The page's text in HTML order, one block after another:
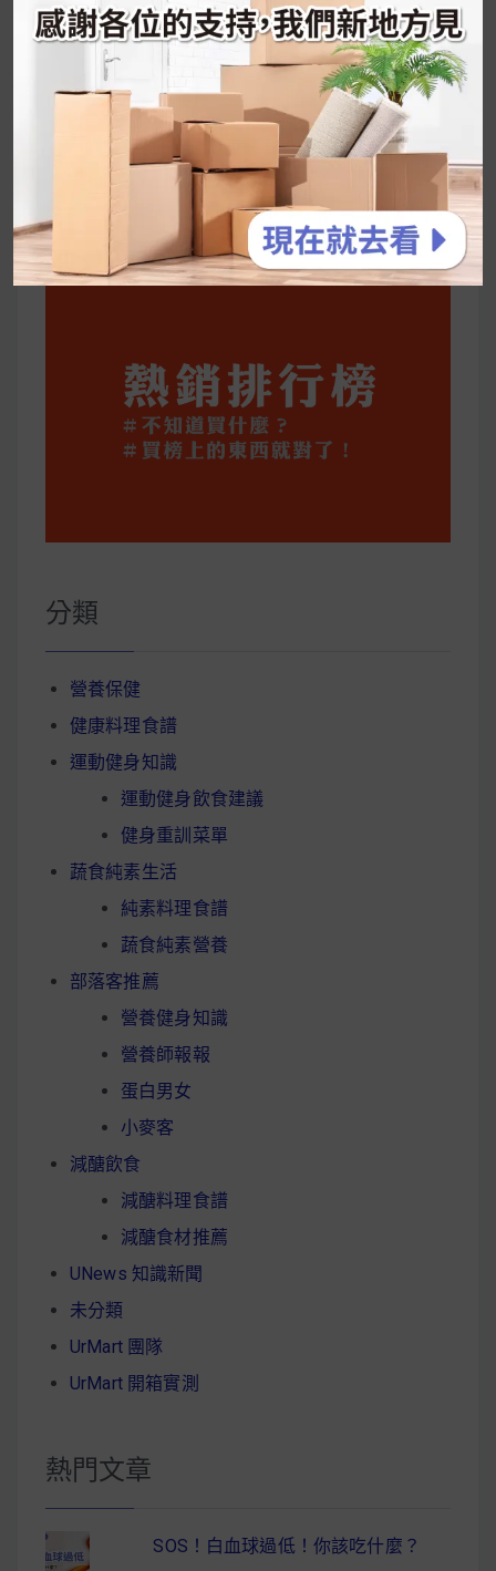
年已經等不及帶這盒跟我的親戚、朋友們一起分
享～
2026 過年禮盒推薦｜五款百元健康伴手禮
停用猛健樂後會反彈嗎？作用解析＋停藥後體重
維持全攻略
公主營養師：飲食改變也是能快樂執行的！6 個
你一定要知道的技巧
分類
營養保健
健康料理食譜
運動健身知識
運動健身飲食建議
健身重訓菜單
蔬食純素生活
純素料理食譜
蔬食純素營養
部落客推薦
營養健身知識
營養師報報
蛋白男女
小麥客
減醣飲食
減醣料理食譜
減醣食材推薦
UNews 知識新聞
未分類
UrMart 團隊
UrMart 開箱實測
熱門文章
SOS！白血球過低！你該吃什麼？